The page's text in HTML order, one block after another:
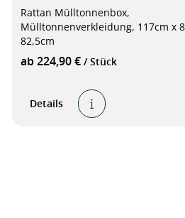
Rattan Mülltonnenbox,
Mülltonnenverkleidung, 117cm x
82,5cm
ab 224,90 € / Stück
Details